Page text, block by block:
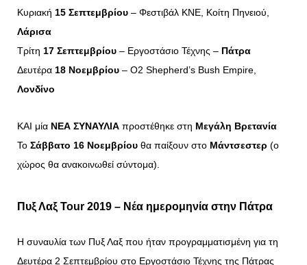
Κυριακή 15 Σεπτεμβρίου – Φεστιβάλ ΚΝΕ, Κοίτη Πηνειού,
Λάρισα
Τρίτη 17 Σεπτεμβρίου – Εργοστάσιο Τέχνης – Πάτρα
Δευτέρα 18 Νοεμβρίου – O2 Shepherd’s Bush Empire,
Λονδίνο
ΚΑΙ μία ΝΕΑ ΣΥΝΑΥΛΙΑ προστέθηκε στη Μεγάλη Βρετανία
Το Σάββατο 16 Νοεμβρίου θα παίξουν στο Μάντσεστερ (ο
χώρος θα ανακοινωθεί σύντομα).
Πυξ Λαξ Tour 2019 – Νέα ημερομηνία στην Πάτρα
Η συναυλία των Πυξ Λαξ που ήταν προγραμματισμένη για τη
Δευτέρα 2 Σεπτεμβρίου στο Εργοστάσιο Τέχνης της Πάτρας